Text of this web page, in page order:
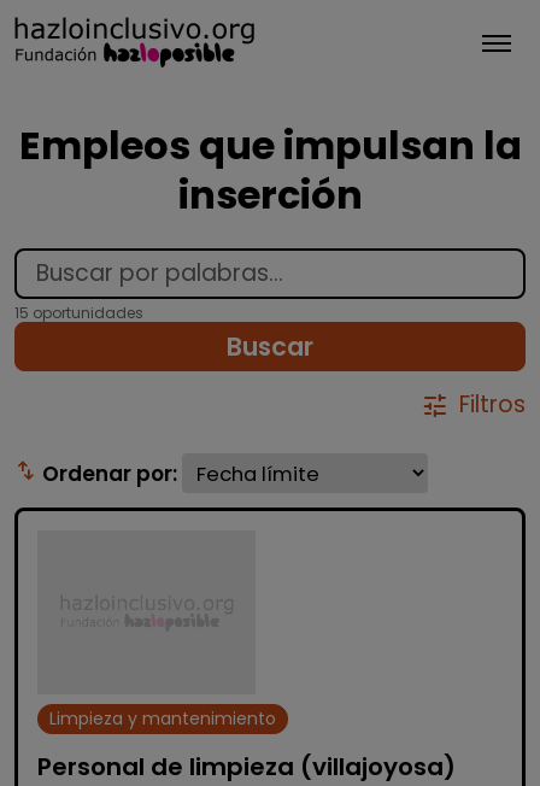
Empleos que impulsan la
inserción
15 oportunidades
Buscar
tune Filtros
swap_vert Ordenar por:
Limpieza y mantenimiento
Personal de limpieza (villajoyosa)